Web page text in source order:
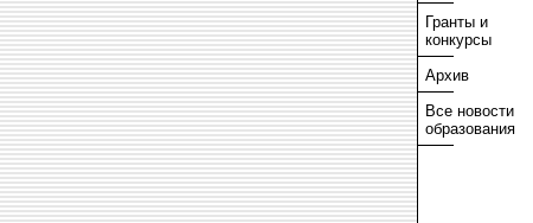
Гранты и
конкурсы
Архив
Все новости
образования